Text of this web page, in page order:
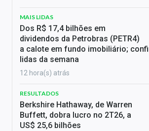
MAIS LIDAS
Dos R$ 17,4 bilhões em
dividendos da Petrobras (PETR4)
a calote em fundo imobiliário;
lidas da semana
12 hora(s) atrás
RESULTADOS
Berkshire Hathaway, de Warren
Buffett, dobra lucro no 2T26, a
US$ 25,6 bilhões